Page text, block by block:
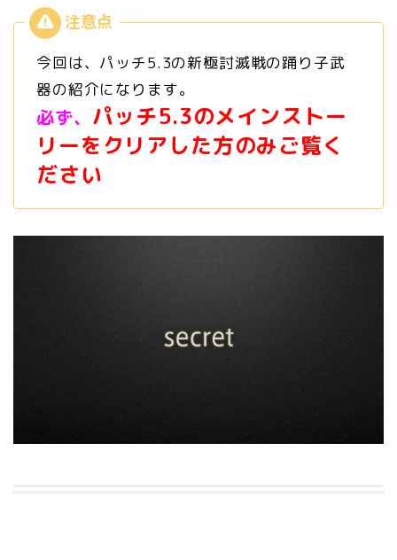
今回は、パッチ5.3の新極討滅戦の踊り子武
器の紹介になります。
必ず、 パッチ5.3のメインストー
リーをクリアした方のみご覧く
ださい